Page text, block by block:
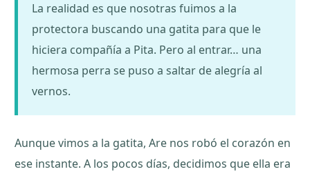
La realidad es que nosotras fuimos a la
protectora buscando una gatita para que le
hiciera compañía a Pita. Pero al entrar… una
hermosa perra se puso a saltar de alegría al
vernos.
Aunque vimos a la gatita, Are nos robó el corazón en
ese instante. A los pocos días, decidimos que ella era